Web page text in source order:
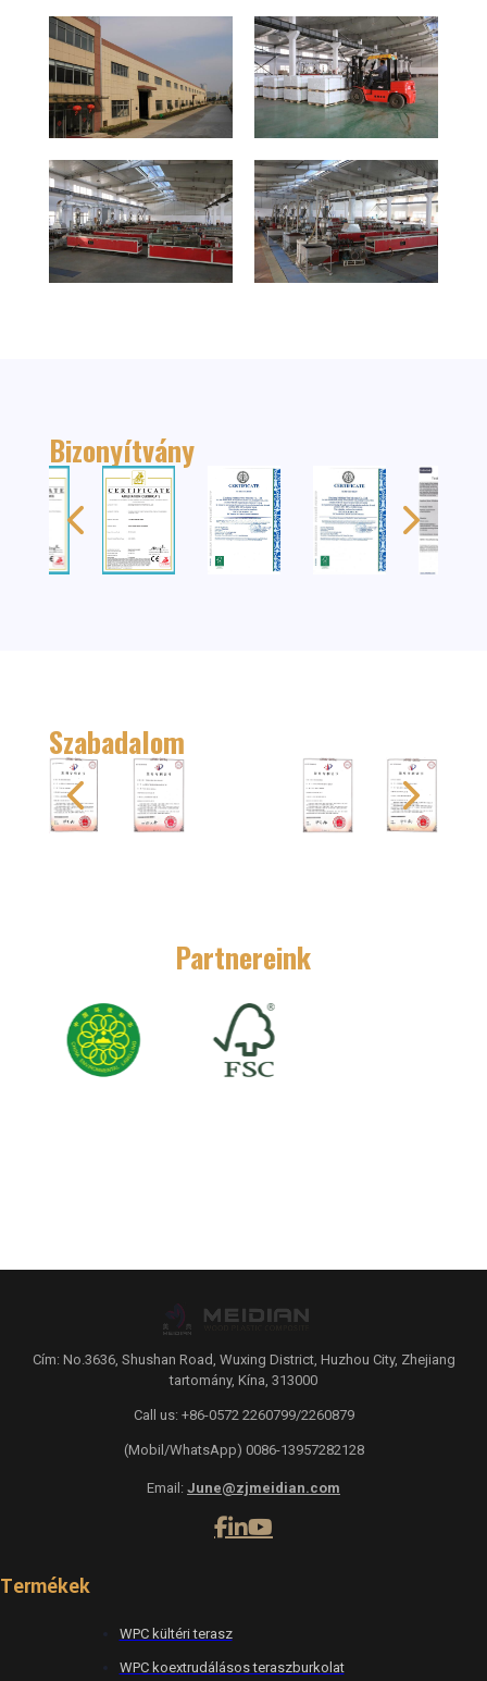
Bizonyítvány
Szabadalom
Partnereink
Cím: No.3636, Shushan Road, Wuxing District, Huzhou City, Zhejiang
tartomány, Kína, 313000
Call us: +86-0572 2260799/2260879
(Mobil/WhatsApp) 0086-13957282128
Email: June@zjmeidian.com
Termékek
WPC kültéri terasz
WPC koextrudálásos teraszburkolat